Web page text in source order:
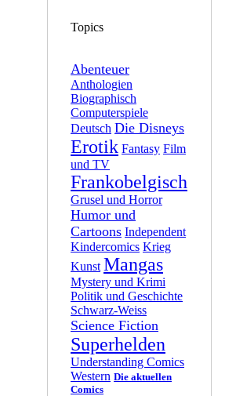
Topics
Abenteuer
Anthologien
Biographisch
Computerspiele
Deutsch Die Disneys
Erotik Fantasy Film
und TV
Frankobelgisch
Grusel und Horror
Humor und
Cartoons Independent
Kindercomics Krieg
Kunst Mangas
Mystery und Krimi
Politik und Geschichte
Schwarz-Weiss
Science Fiction
Superhelden
Understanding Comics
Western Die aktuellen
Comics